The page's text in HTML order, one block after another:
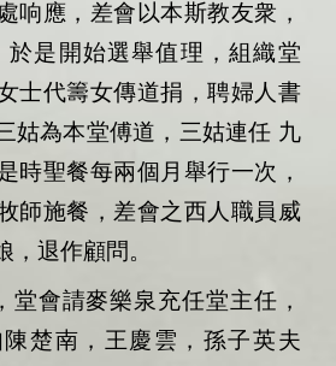
响應，差會以本斯教友衆，
於是開始選舉值理，組織堂
士代籌女傳道捐，聘婦人書
姑為本堂傅道，三姑連任 九
時聖餐每兩個月舉行一次，
師施餐，差會之西人職員威
，退作顧問。
堂會請麥樂泉充任堂主任，
楚南，王慶雲，孫子英夫